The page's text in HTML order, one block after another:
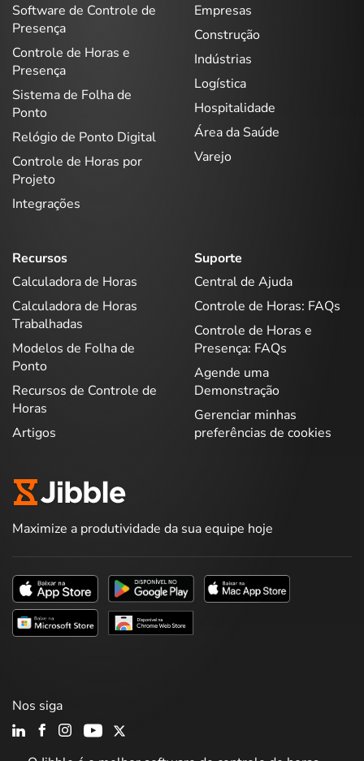
Software de Controle de
Presença
Controle de Horas e
Presença
Sistema de Folha de
Ponto
Relógio de Ponto Digital
Controle de Horas por
Projeto
Integrações
Empresas
Construção
Indústrias
Logística
Hospitalidade
Área da Saúde
Varejo
Recursos
Calculadora de Horas
Calculadora de Horas
Trabalhadas
Modelos de Folha de
Ponto
Recursos de Controle de
Horas
Artigos
Suporte
Central de Ajuda
Controle de Horas: FAQs
Controle de Horas e
Presença: FAQs
Agende uma
Demonstração
Gerenciar minhas
preferências de cookies
Maximize a produtividade da sua equipe hoje
Nos siga